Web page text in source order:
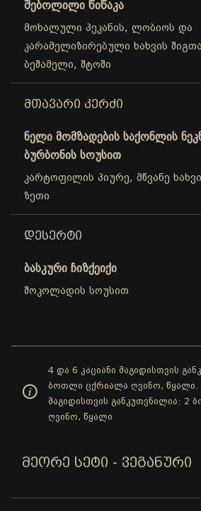
შებოლილი წიწაკა
მოხალული პეკანის, ლობიოს და
კარამელიზირებული ხახვის
ბეშამელი, შტოში
ᲛᲗᲐᲕᲐᲠᲘ ᲙᲔᲠᲫᲘ
ნელი მომზადების საქონლის
ბურბონის სოუსით
კარტოფილის პიურე, მწვანე
ზეთი
ᲓᲔᲡᲔᲠᲢᲘ
ბასკური ჩიზქეიქი
შოკოლადის სოუსით
4 და 6 კაციანი მაგიდისთვის
ბოთლი ცქრიალა ღვინო, წყალი.
მაგიდისთვის განკუთვნილია: 2
ღვინო, წყალი
ᲛᲔᲝᲠᲔ ᲡᲔᲢᲘ - ᲕᲔᲒᲐᲜᲣᲠᲘ